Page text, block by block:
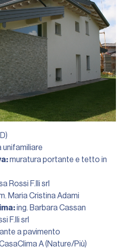
unifamiliare
muratura portante e tetto in
Rossi F.lli srl
Maria Cristina Adami
ing. Barbara Cassan
F.lli srl
a pavimento
A (Nature/Più)